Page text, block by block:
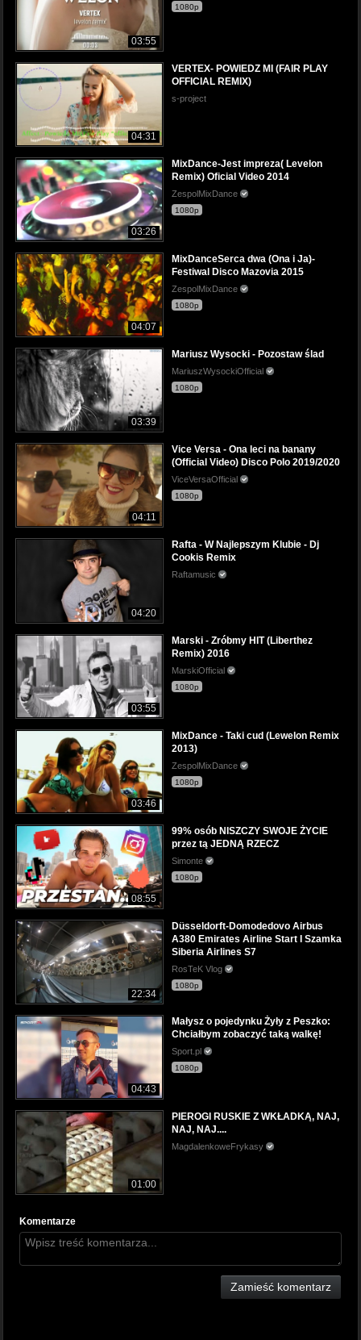
03:55
1080p
04:31
VERTEX- POWIEDZ MI (FAIR PLAY
OFFICIAL REMIX)
s-project
03:26
MixDance-Jest impreza( Levelon
Remix) Oficial Video 2014
ZespolMixDance
1080p
04:07
MixDanceSerca dwa (Ona i Ja)-
Festiwal Disco Mazovia 2015
ZespolMixDance
1080p
03:39
Mariusz Wysocki - Pozostaw ślad
MariuszWysockiOfficial
1080p
04:11
Vice Versa - Ona leci na banany
(Official Video) Disco Polo 2019/2020
ViceVersaOfficial
1080p
04:20
Rafta - W Najlepszym Klubie - Dj
Cookis Remix
Raftamusic
03:55
Marski - Zróbmy HIT (Liberthez
Remix) 2016
MarskiOfficial
1080p
03:46
MixDance - Taki cud (Lewelon Remix
2013)
ZespolMixDance
1080p
08:55
99% osób NISZCZY SWOJE ŻYCIE
przez tą JEDNĄ RZECZ
Simonte
1080p
22:34
Düsseldorft-Domodedovo Airbus
A380 Emirates Airline Start I Szamka
Siberia Airlines S7
RosTeK Vlog
1080p
04:43
Małysz o pojedynku Żyły z Peszko:
Chciałbym zobaczyć taką walkę!
Sport.pl
1080p
01:00
PIEROGI RUSKIE Z WKŁADKĄ, NAJ,
NAJ, NAJ....
MagdalenkoweFrykasy
Komentarze
Zamieść komentarz